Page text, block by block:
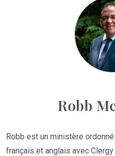
Robb
Robb est un ministère
français et anglais avec